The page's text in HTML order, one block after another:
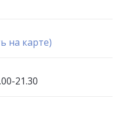
на карте)
21.30